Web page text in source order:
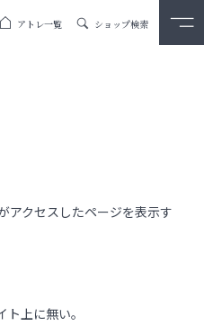
アトレ一覧 ショップ検索
アクセスしたページを表示す
上に無い。